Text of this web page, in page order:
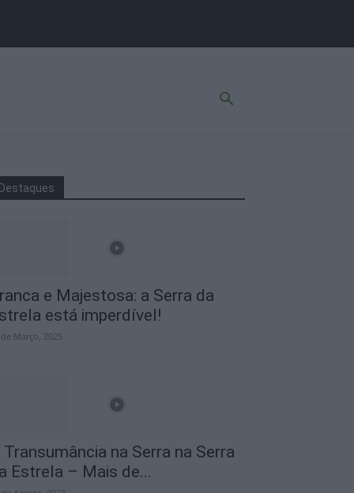
e Majestosa: a Serra da
está imperdível!
Março, 2025
Transumância na Serra na Serra
Estrela – Mais de...